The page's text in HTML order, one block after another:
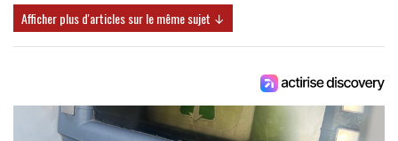
Afficher plus d'articles sur le même sujet ↓